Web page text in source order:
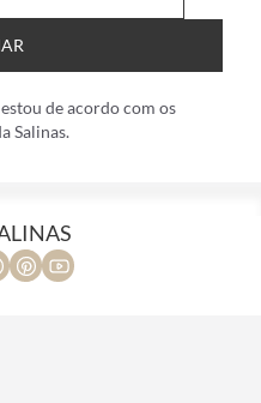
de acordo com os
Salinas.